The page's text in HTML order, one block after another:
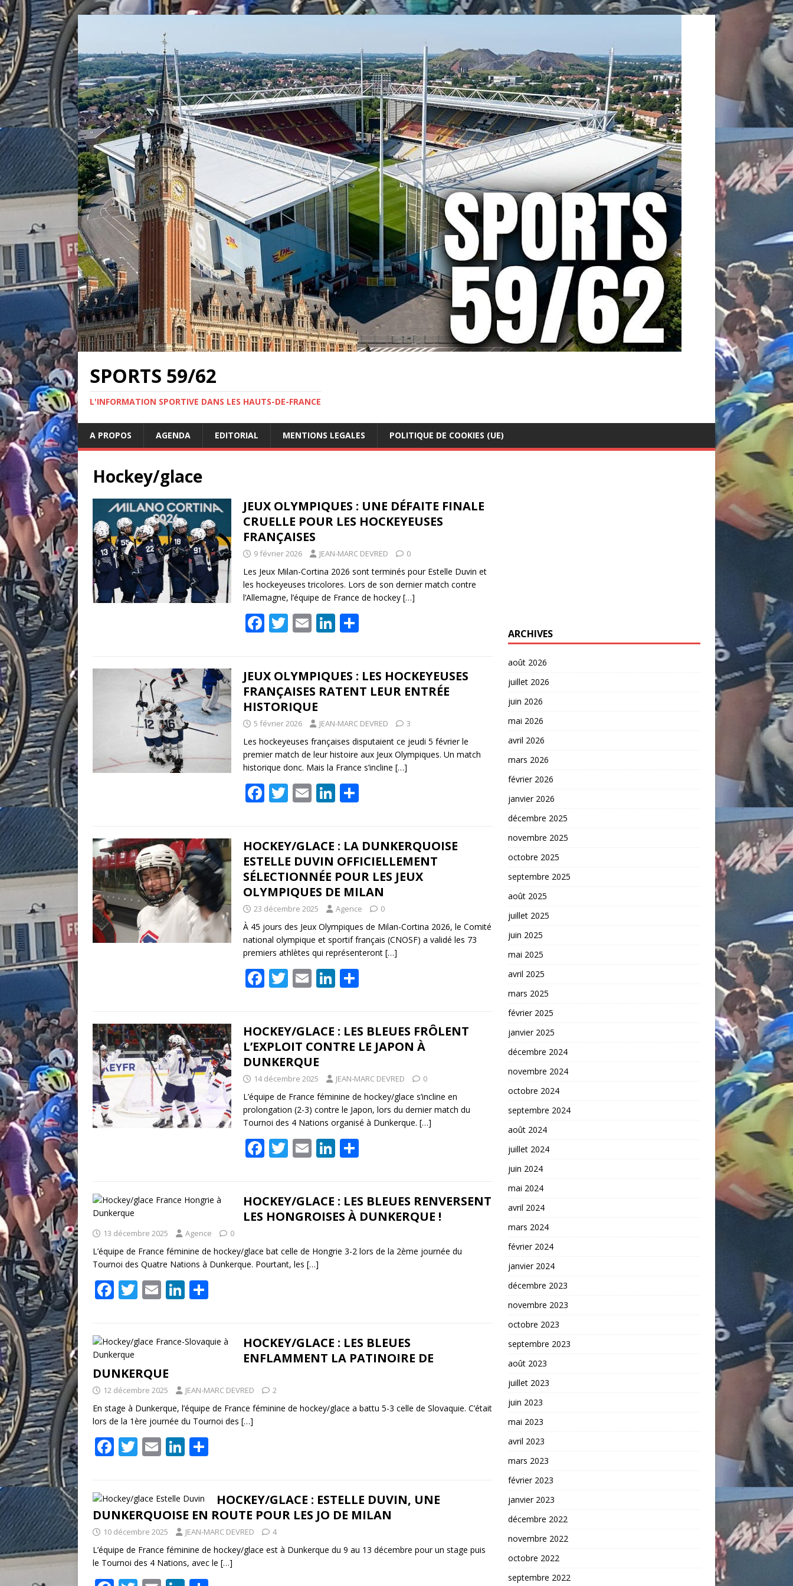
SPORTS 59/62
L'INFORMATION SPORTIVE DANS LES HAUTS-DE-FRANCE
A PROPOS AGENDA EDITORIAL MENTIONS LEGALES POLITIQUE DE COOKIES (UE)
Hockey/glace
JEUX OLYMPIQUES : UNE DÉFAITE FINALE
CRUELLE POUR LES HOCKEYEUSES
FRANÇAISES
9 février 2026 JEAN-MARC DEVRED 0
Les Jeux Milan-Cortina 2026 sont terminés pour Estelle Duvin et
les hockeyeuses tricolores. Lors de son dernier match contre
l’Allemagne, l’équipe de France de hockey […]
F
b
o
o
k
T
er
E
l
Li
e
dI
n
g
er
JEUX OLYMPIQUES : LES HOCKEYEUSES
FRANÇAISES RATENT LEUR ENTRÉE
HISTORIQUE
5 février 2026 JEAN-MARC DEVRED 3
Les hockeyeuses françaises disputaient ce jeudi 5 février le
premier match de leur histoire aux Jeux Olympiques. Un match
historique donc. Mais la France s’incline […]
F
b
o
o
k
T
er
E
l
Li
e
dI
n
g
er
HOCKEY/GLACE : LA DUNKERQUOISE
ESTELLE DUVIN OFFICIELLEMENT
SÉLECTIONNÉE POUR LES JEUX
OLYMPIQUES DE MILAN
23 décembre 2025 Agence 0
À 45 jours des Jeux Olympiques de Milan-Cortina 2026, le Comité
national olympique et sportif français (CNOSF) a validé les 73
premiers athlètes qui représenteront […]
F
b
o
o
k
T
er
E
l
Li
e
dI
n
g
er
HOCKEY/GLACE : LES BLEUES FRÔLENT
L’EXPLOIT CONTRE LE JAPON À
DUNKERQUE
14 décembre 2025 JEAN-MARC DEVRED 0
L’équipe de France féminine de hockey/glace s’incline en
prolongation (2-3) contre le Japon, lors du dernier match du
Tournoi des 4 Nations organisé à Dunkerque. […]
F
b
o
o
k
T
er
E
l
Li
e
dI
n
g
er
HOCKEY/GLACE : LES BLEUES RENVERSENT
LES HONGROISES À DUNKERQUE !
13 décembre 2025 Agence 0
L’équipe de France féminine de hockey/glace bat celle de Hongrie 3-2 lors de la 2ème journée du
Tournoi des Quatre Nations à Dunkerque. Pourtant, les […]
F
b
o
o
k
T
er
E
l
Li
e
n
g
HOCKEY/GLACE : LES BLEUES
ENFLAMMENT LA PATINOIRE DE
DUNKERQUE
12 décembre 2025 JEAN-MARC DEVRED 2
En stage à Dunkerque, l’équipe de France féminine de hockey/glace a battu 5-3 celle de Slovaquie. C’était
lors de la 1ère journée du Tournoi des […]
F
b
o
o
k
T
er
E
l
Li
e
dI
n
g
er
HOCKEY/GLACE : ESTELLE DUVIN, UNE
DUNKERQUOISE EN ROUTE POUR LES JO DE MILAN
10 décembre 2025 JEAN-MARC DEVRED 4
L’équipe de France féminine de hockey/glace est à Dunkerque du 9 au 13 décembre pour un stage puis
le Tournoi des 4 Nations, avec le […]
ARCHIVES
août 2026
juillet 2026
juin 2026
mai 2026
avril 2026
mars 2026
février 2026
janvier 2026
décembre 2025
novembre 2025
octobre 2025
septembre 2025
août 2025
juillet 2025
juin 2025
mai 2025
avril 2025
mars 2025
février 2025
janvier 2025
décembre 2024
novembre 2024
octobre 2024
septembre 2024
août 2024
juillet 2024
juin 2024
mai 2024
avril 2024
mars 2024
février 2024
janvier 2024
décembre 2023
novembre 2023
octobre 2023
septembre 2023
août 2023
juillet 2023
juin 2023
mai 2023
avril 2023
mars 2023
février 2023
janvier 2023
décembre 2022
novembre 2022
octobre 2022
septembre 2022